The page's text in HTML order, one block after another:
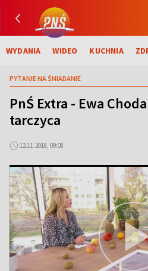
WYDANIA WIDEO KUCHNIA
PYTANIE NA ŚNIADANIE
PnŚ Extra - Ewa
tarczyca
12.11.2018, 09:08